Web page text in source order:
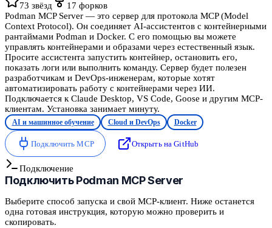
73 звёзд 17 форков
Podman MCP Server — это сервер для протокола MCP (Model
Context Protocol). Он соединяет AI-ассистентов с контейнерными
рантаймами Podman и Docker. С его помощью вы можете
управлять контейнерами и образами через естественный язык.
Просите ассистента запустить контейнер, остановить его,
показать логи или выполнить команду. Сервер будет полезен
разработчикам и DevOps-инженерам, которые хотят
автоматизировать работу с контейнерами через ИИ.
Подключается к Claude Desktop, VS Code, Goose и другим MCP-
клиентам. Установка занимает минуту.
AI и машинное обучение Cloud и DevOps Docker
Подключить MCP Открыть на GitHub
Подключение
ПодключитьPodman MCP Server
Выберите способ запуска и свой MCP-клиент. Ниже останется
одна готовая инструкция, которую можно проверить и
скопировать.